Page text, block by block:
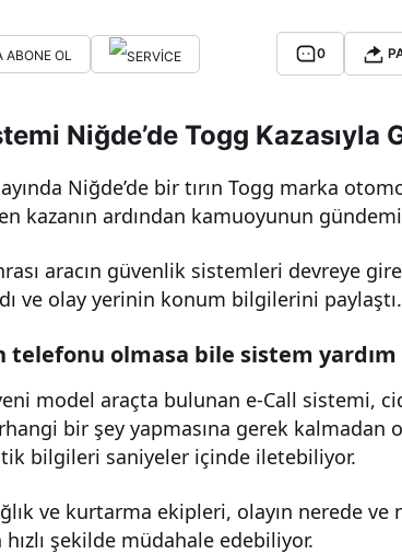
ABONE OL 0
Niğde’de Togg Kazasıyla
ayında Niğde’de bir tırın Togg marka
kazanın ardından kamuoyunun
aracın güvenlik sistemleri devreye
ve olay yerinin konum bilgilerini paylaştı.
telefonu olmasa bile sistem yardım
model araçta bulunan e-Call sistemi,
bir şey yapmasına gerek kalmadan
bilgileri saniyeler içinde iletebiliyor.
ve kurtarma ekipleri, olayın nerede
şekilde müdahale edebiliyor.